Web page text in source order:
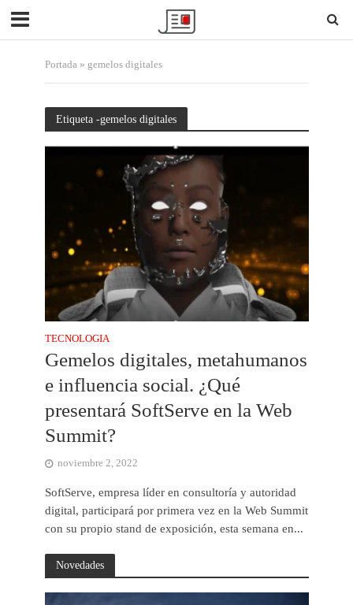
Portada» gemelos digitales
Etiqueta -gemelos digitales
TECNOLOGIA
Gemelos digitales, metahumanos
e influencia social. ¿Qué
presentará SoftServe en la Web
Summit?
noviembre 2, 2022
SoftServe, empresa líder en consultoría y autoridad
digital, participará por primera vez en la Web Summit
con su propio stand de exposición, esta semana en...
Novedades